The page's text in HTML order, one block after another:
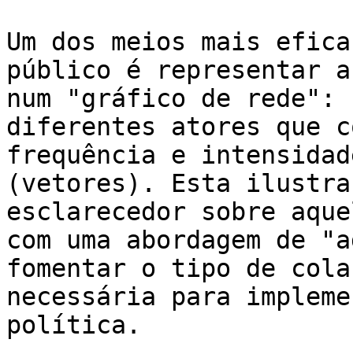
Um dos meios mais
público é representar
num "gráfico de rede":
diferentes atores que
frequência e
(vetores). Esta
esclarecedor sobre
com uma abordagem
fomentar o tipo de
necessária para
política.